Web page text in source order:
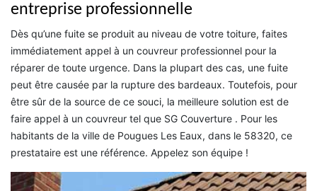
entreprise professionnelle
Dès qu’une fuite se produit au niveau de votre toiture, faites
immédiatement appel à un couvreur professionnel pour la
réparer de toute urgence. Dans la plupart des cas, une fuite
peut être causée par la rupture des bardeaux. Toutefois, pour
être sûr de la source de ce souci, la meilleure solution est de
faire appel à un couvreur tel que SG Couverture . Pour les
habitants de la ville de Pougues Les Eaux, dans le 58320, ce
prestataire est une référence. Appelez son équipe !